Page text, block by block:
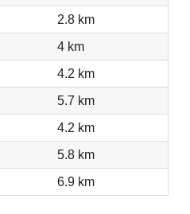
2.8 km
4 km
4.2 km
5.7 km
4.2 km
5.8 km
6.9 km